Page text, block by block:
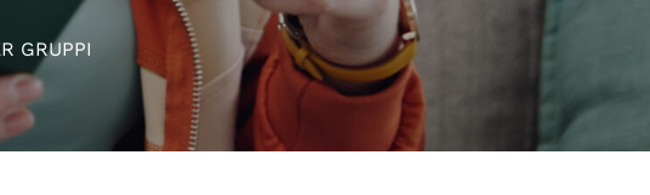
GRUPPI